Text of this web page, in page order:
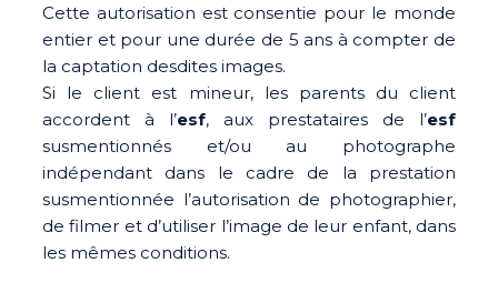
Cette autorisation est consentie pour le monde
entier et pour une durée de 5 ans à compter de
la captation desdites images.
Si le client est mineur, les parents du client
accordent à l’esf, aux prestataires de l’esf
susmentionnés et/ou au photographe
indépendant dans le cadre de la prestation
susmentionnée l’autorisation de photographier,
de filmer et d’utiliser l’image de leur enfant, dans
les mêmes conditions.